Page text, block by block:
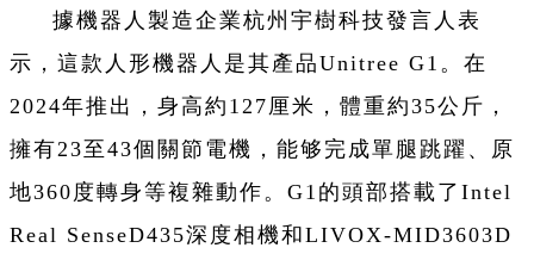
據機器人製造企業杭州宇樹科技發言人表
示，這款人形機器人是其產品Unitree G1。 在
2024年推出，身高約127厘米，體重約35公斤，
擁有23至43個關節電機，能够完成單腿跳躍、原
地360度轉身等複雜動作。G1的頭部搭載了Intel
Real SenseD435深度相機和LIVOX-MID3603D